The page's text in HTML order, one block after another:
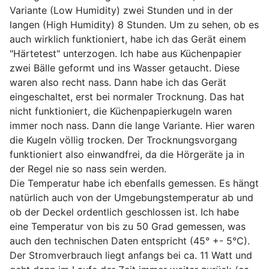
Variante (Low Humidity) zwei Stunden und in der
langen (High Humidity) 8 Stunden. Um zu sehen, ob es
auch wirklich funktioniert, habe ich das Gerät einem
"Härtetest" unterzogen. Ich habe aus Küchenpapier
zwei Bälle geformt und ins Wasser getaucht. Diese
waren also recht nass. Dann habe ich das Gerät
eingeschaltet, erst bei normaler Trocknung. Das hat
nicht funktioniert, die Küchenpapierkugeln waren
immer noch nass. Dann die lange Variante. Hier waren
die Kugeln völlig trocken. Der Trocknungsvorgang
funktioniert also einwandfrei, da die Hörgeräte ja in
der Regel nie so nass sein werden.
Die Temperatur habe ich ebenfalls gemessen. Es hängt
natürlich auch von der Umgebungstemperatur ab und
ob der Deckel ordentlich geschlossen ist. Ich habe
eine Temperatur von bis zu 50 Grad gemessen, was
auch den technischen Daten entspricht (45° +- 5°C).
Der Stromverbrauch liegt anfangs bei ca. 11 Watt und